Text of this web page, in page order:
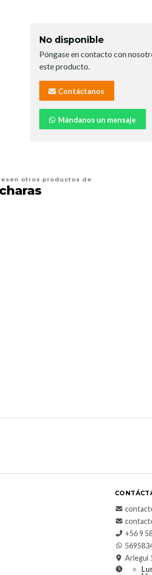
No disponible
Póngase en contacto con
este producto.
Contáctanos
Mándanos un mensaje
otros productos de
+56 9
Arlegui